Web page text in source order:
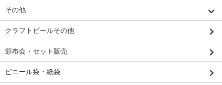
その他
クラフトビールその他
頒布会・セット販売
ビニール袋・紙袋